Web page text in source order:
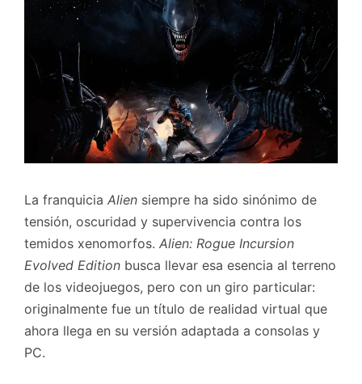
La franquicia Alien siempre ha sido sinónimo de
tensión, oscuridad y supervivencia contra los
temidos xenomorfos. Alien: Rogue Incursion
Evolved Edition busca llevar esa esencia al terreno
de los videojuegos, pero con un giro particular:
originalmente fue un título de realidad virtual que
ahora llega en su versión adaptada a consolas y
PC.